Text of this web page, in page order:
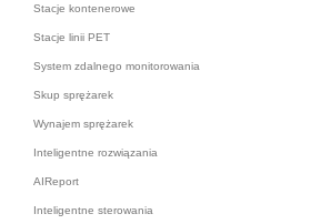
Stacje kontenerowe
Stacje linii PET
System zdalnego monitorowania
Skup sprężarek
Wynajem sprężarek
Inteligentne rozwiązania
AIReport
Inteligentne sterowania